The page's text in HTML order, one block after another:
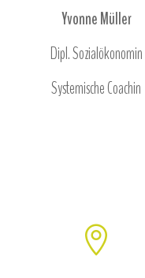
Yvonne Müller
Dipl. Sozialökonomin
Systemische Coachin
